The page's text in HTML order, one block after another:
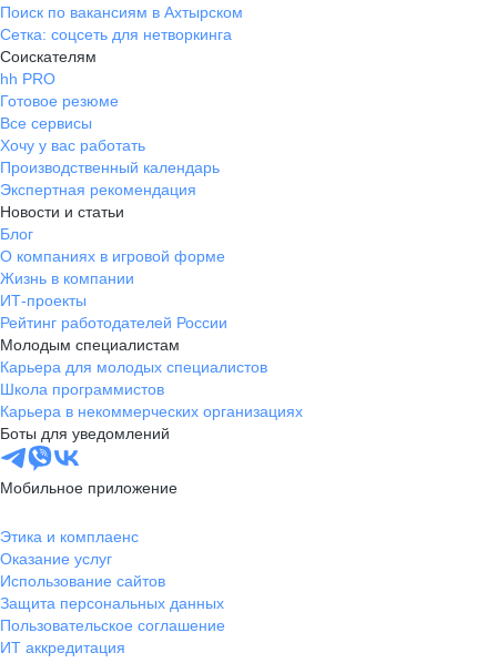
Поиск по вакансиям в Ахтырском
Сетка: соцсеть для нетворкинга
Соискателям
hh PRO
Готовое резюме
Все сервисы
Хочу у вас работать
Производственный календарь
Экспертная рекомендация
Новости и статьи
Блог
О компаниях в игровой форме
Жизнь в компании
ИТ-проекты
Рейтинг работодателей России
Молодым специалистам
Карьера для молодых специалистов
Школа программистов
Карьера в некоммерческих организациях
Боты для уведомлений
Мобильное приложение
Этика и комплаенс
Оказание услуг
Использование сайтов
Защита персональных данных
Пользовательское соглашение
ИТ аккредитация